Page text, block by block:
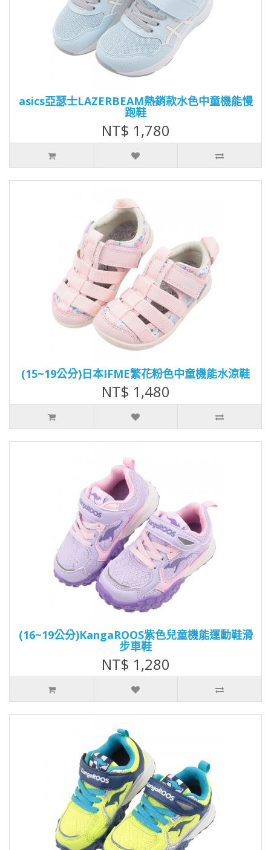
asics亞瑟士LAZERBEAM熱銷款水色中童機能慢
跑鞋
NT$ 1,780
(15~19公分)日本IFME繁花粉色中童機能水涼鞋
NT$ 1,480
(16~19公分)KangaROOS紫色兒童機能運動鞋滑
步車鞋
NT$ 1,280